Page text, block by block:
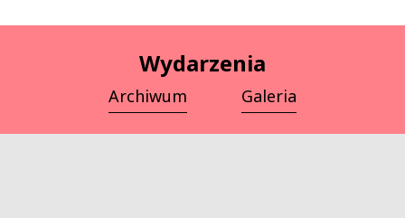
Wydarzenia
Archiwum Galeria